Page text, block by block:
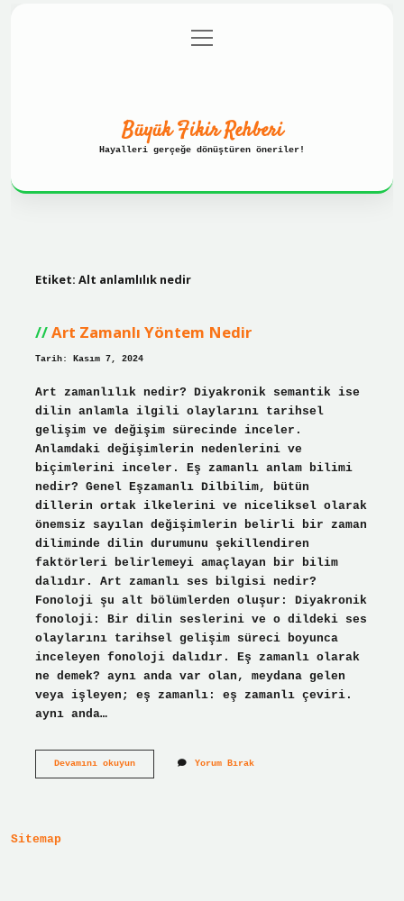
Gizlilik Politikası
menüyü
aç
Büyük Fikir Rehberi
Hayalleri gerçeğe dönüştüren öneriler!
Etiket: Alt anlamlılık nedir
Art Zamanlı Yöntem Nedir
Tarih: Kasım 7, 2024
Art zamanlılık nedir? Diyakronik semantik ise
dilin anlamla ilgili olaylarını tarihsel
gelişim ve değişim sürecinde inceler.
Anlamdaki değişimlerin nedenlerini ve
biçimlerini inceler. Eş zamanlı anlam bilimi
nedir? Genel Eşzamanlı Dilbilim, bütün
dillerin ortak ilkelerini ve niceliksel olarak
önemsiz sayılan değişimlerin belirli bir zaman
diliminde dilin durumunu şekillendiren
faktörleri belirlemeyi amaçlayan bir bilim
dalıdır. Art zamanlı ses bilgisi nedir?
Fonoloji şu alt bölümlerden oluşur: Diyakronik
fonoloji: Bir dilin seslerini ve o dildeki ses
olaylarını tarihsel gelişim süreci boyunca
inceleyen fonoloji dalıdır. Eş zamanlı olarak
ne demek? aynı anda var olan, meydana gelen
veya işleyen; eş zamanlı: eş zamanlı çeviri.
aynı anda…
Devamını okuyunArt
Yorum Bırak
Sitemap